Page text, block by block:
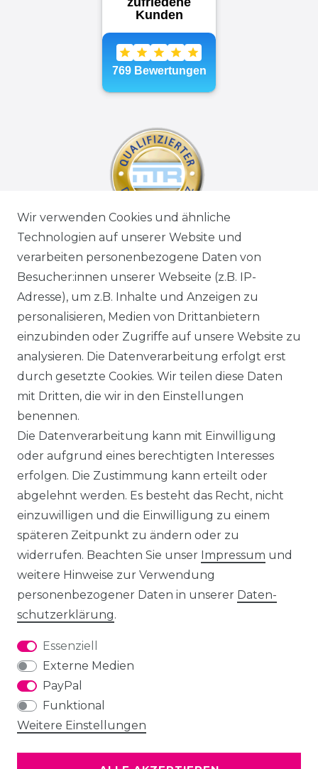
Wir verwenden Cookies und ähnliche
Technologien auf unserer Website und
verarbeiten personenbezogene Daten von
Besucher:innen unserer Webseite (z.B. IP-
Adresse), um z.B. Inhalte und Anzeigen zu
personalisieren, Medien von Drittanbietern
einzubinden oder Zugriffe auf unsere Website zu
analysieren. Die Datenverarbeitung erfolgt erst
durch gesetzte Cookies. Wir teilen diese Daten
mit Dritten, die wir in den Einstellungen
benennen.
Die Datenverarbeitung kann mit Einwilligung
oder aufgrund eines berechtigten Interesses
erfolgen. Die Zustimmung kann erteilt oder
abgelehnt werden. Es besteht das Recht, nicht
einzuwilligen und die Einwilligung zu einem
späteren Zeitpunkt zu ändern oder zu
widerrufen. Beachten Sie unser Impressum und
weitere Hinweise zur Verwendung
personenbezogener Daten in unserer Daten­
schutz­erklärung.
Essenziell
Externe Medien
PayPal
Funktional
Weitere Einstellungen